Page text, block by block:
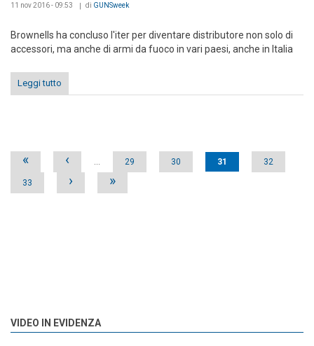
11 nov 2016 - 09:53 di GUNSweek
Brownells ha concluso l'iter per diventare distributore non solo di
accessori, ma anche di armi da fuoco in vari paesi, anche in Italia
Leggi tutto
Pages
« ‹ … 29 30 31 32
33 › »
VIDEO IN EVIDENZA